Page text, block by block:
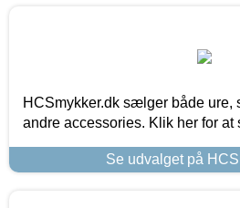
HCSmykker.dk sælger både ure,
andre accessories. Klik her for at
Se udvalget på